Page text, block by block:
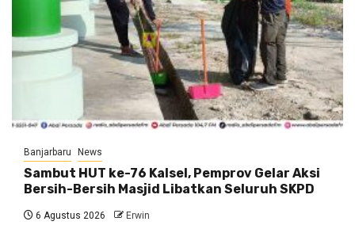
Banjarbaru News
Sambut HUT ke-76 Kalsel, Pemprov Gelar Aksi
Bersih-Bersih Masjid Libatkan Seluruh SKPD
6 Agustus 2026 Erwin